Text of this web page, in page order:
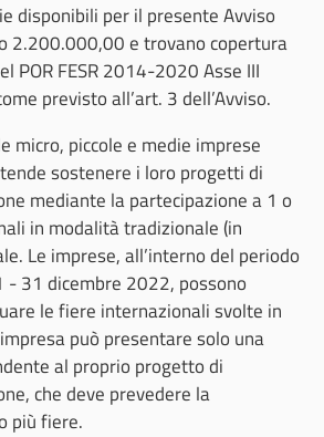
disponibili per il presente Avviso
2.200.000,00 e trovano copertura
POR FESR 2014-2020 Asse III
previsto all’art. 3 dell’Avviso.
micro, piccole e medie imprese
sostenere i loro progetti di
mediante la partecipazione a 1 o
in modalità tradizionale (in
Le imprese, all’interno del periodo
31 dicembre 2022, possono
le fiere internazionali svolte in
può presentare solo una
al proprio progetto di
che deve prevedere la
più fiere.